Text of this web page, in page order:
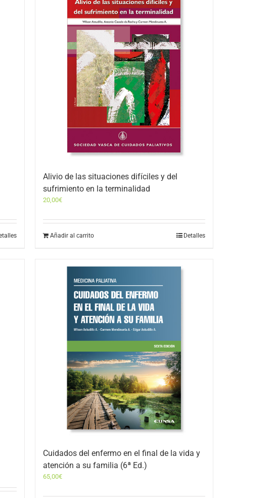
Alivio de las situaciones difíciles y del
sufrimiento en la terminalidad
20,00€
Añadir al carrito Detalles
Cuidados del enfermo en el final de la vida y
atención a su familia (6ª Ed.)
65,00€